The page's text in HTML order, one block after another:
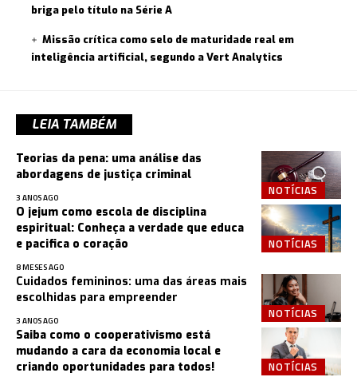
briga pelo título na Série A
Missão crítica como selo de maturidade real em
inteligência artificial, segundo a Vert Analytics
LEIA TAMBÉM
NOTÍCIAS
Teorias da pena: uma análise das
abordagens de justiça criminal
3 ANOS AGO
NOTÍCIAS
O jejum como escola de disciplina
espiritual: Conheça a verdade que educa
e pacifica o coração
8 MESES AGO
NOTÍCIAS
Cuidados femininos: uma das áreas mais
escolhidas para empreender
3 ANOS AGO
NOTÍCIAS
Saiba como o cooperativismo está
mudando a cara da economia local e
criando oportunidades para todos!